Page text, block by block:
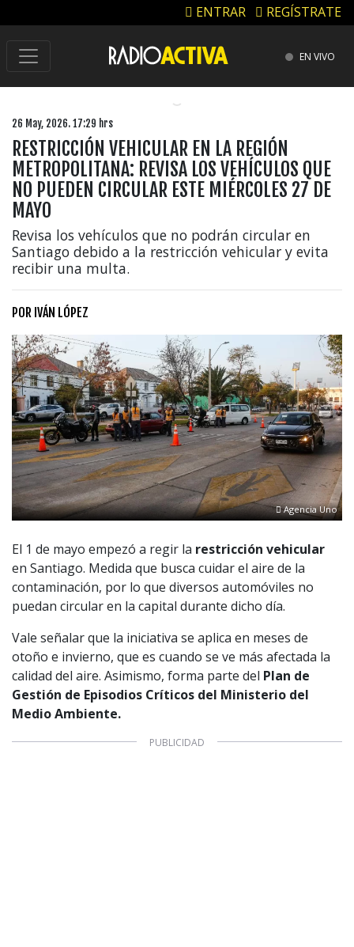
ENTRAR REGÍSTRATE
EN VIVO
26 May, 2026. 17:29 hrs
RESTRICCIÓN VEHICULAR EN LA REGIÓN
METROPOLITANA: REVISA LOS VEHÍCULOS QUE
NO PUEDEN CIRCULAR ESTE MIÉRCOLES 27 DE
MAYO
Revisa los vehículos que no podrán circular en
Santiago debido a la restricción vehicular y evita
recibir una multa.
POR IVÁN LÓPEZ
Agencia Uno
El 1 de mayo empezó a regir la restricción vehicular
en Santiago. Medida que busca cuidar el aire de la
contaminación, por lo que diversos automóviles no
puedan circular en la capital durante dicho día.
Vale señalar que la iniciativa se aplica en meses de
otoño e invierno, que es cuando se ve más afectada la
calidad del aire. Asimismo, forma parte del Plan de
Gestión de Episodios Críticos del Ministerio del
Medio Ambiente.